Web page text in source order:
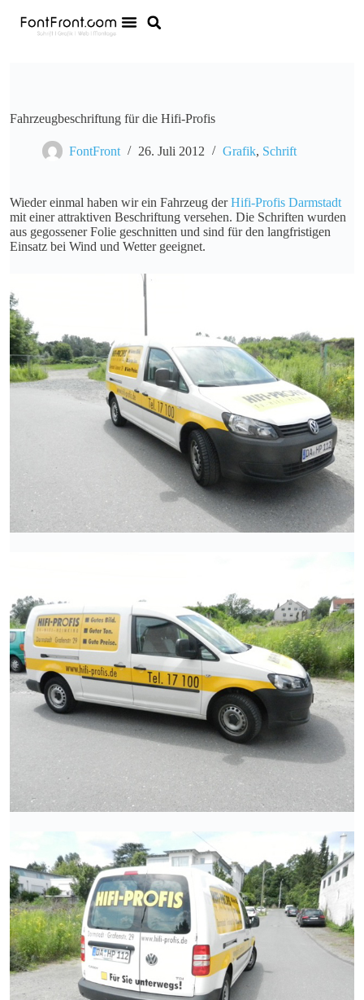
Fahrzeugbeschriftung für die Hifi-Profis
FontFront 26. Juli 2012 Grafik, Schrift
Wieder einmal haben wir ein Fahrzeug derHifi-Profis Darmstadt
mit einer attraktiven Beschriftung versehen. Die Schriften wurden
aus gegossener Folie geschnitten und sind für den langfristigen
Einsatz bei Wind und Wetter geeignet.